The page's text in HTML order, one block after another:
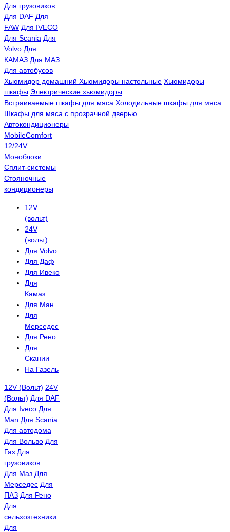
Для грузовиков
Для DAF Для
FAW Для IVECO
Для Scania Для
Volvo Для
КАМАЗ Для МАЗ
Для автобусов
Хьюмидор домашний Хьюмидоры настольные Хьюмидоры
шкафы Электрические хьюмидоры
Встраиваемые шкафы для мяса Холодильные шкафы для мяса
Шкафы для мяса с прозрачной дверью
Автокондиционеры
MobileComfort
12/24V
Моноблоки
Сплит-системы
Стояночные
кондиционеры
12V
(вольт)
24V
(вольт)
Для Volvo
Для Даф
Для Ивеко
Для
Камаз
Для Ман
Для
Мерседес
Для Рено
Для
Скании
На Газель
12V (Вольт) 24V
(Вольт) Для DAF
Для Iveco Для
Man Для Scania
Для автодома
Для Вольво Для
Газ Для
грузовиков
Для Маз Для
Мерседес Для
ПАЗ Для Рено
Для
сельхозтехники
Для